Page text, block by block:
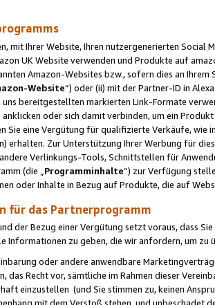
mit Ihrer Website, Ihren nutzergenerierten
UK Website verwenden und Produkte auf
Amazon-Websites bzw., sofern dies an
Website“) oder (ii) mit der Partner-ID in
bereitgestellten markierten Link-Formate
anklicken oder sich damit verbinden, um ein
Sie eine Vergütung für qualifizierte Verkäufe, wie
erhalten. Zur Unterstützung Ihrer Werbung für
Verlinkungs-Tools, Schnittstellen für
(die „ Programminhalte“) zur Verfügung
oder Inhalte in Bezug auf Produkte, die auf
für das Partnerprogramm
der Bezug einer Vergütung setzt voraus, dass
Informationen zu geben, die wir anfordern, um zu
oder andere anwendbare
das Recht vor, sämtliche im Rahmen dieser
einzustellen (und Sie stimmen zu, keinen
mit dem Verstoß stehen, und unbeschadet